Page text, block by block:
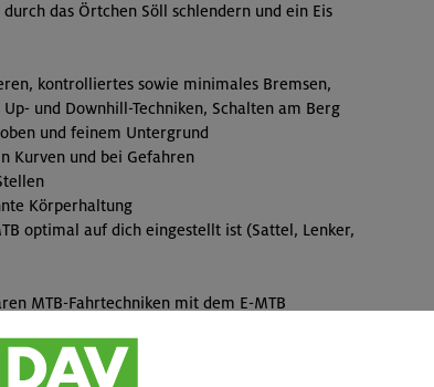
das Örtchen Söll schlendern und ein Eis
kontrolliertes sowie minimales Bremsen,
und Downhill-Techniken, Schalten am Berg
und feinem Untergrund
Kurven und bei Gefahren
Körperhaltung
optimal auf dich eingestellt ist (Sattel, Lenker,
MTB-Fahrtechniken mit dem E-MTB